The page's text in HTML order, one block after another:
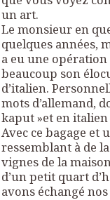
un art.
Le monsieur en
quelques années,
a eu une
beaucoup son
d’italien.
mots d’allemand,
kaput »et en italien
Avec ce bagage et
ressemblant à de
vignes de la
d’un petit quart
avons échangé